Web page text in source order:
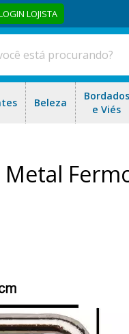
LOJISTA
Beleza
Bordados
e Viés
Metal